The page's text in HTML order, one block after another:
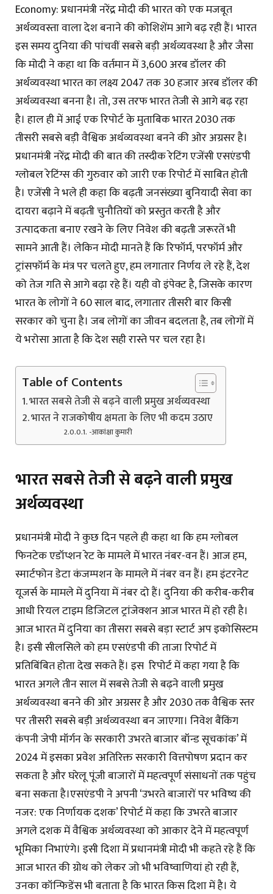
Economy: प्रधानमंत्री नरेंद्र मोदी की भारत को एक मजबूत
अर्थव्यवस्ता वाला देश बनाने की कोशिशेंम आगे बढ़ रही हैं। भारत
इस समय दुनिया की पांचवीं सबसे बड़ी अर्थव्यवस्था है और जैसा
कि मोदी ने कहा था कि वर्तमान में 3,600 अरब डॉलर की
अर्थव्यवस्था भारत का लक्ष्य 2047 तक 30 हजार अरब डॉलर की
अर्थव्यवस्था बनना है। तो, उस तरफ भारत तेजी से आगे बढ़ रहा
है। हाल ही में आई एक रिपोर्ट के मुताबिक भारत 2030 तक
तीसरी सबसे बड़ी वैश्विक अर्थव्यवस्था बनने की ओर अग्रसर है।
प्रधानमंत्री नरेंद्र मोदी की बात की तस्दीक रेटिंग एजेंसी एसएंडपी
ग्लोबल रेटिंग्स की गुरुवार को जारी एक रिपोर्ट में साबित होती
है। एजेंसी ने भले ही कहा कि बढ़ती जनसंख्या बुनियादी सेवा का
दायरा बढ़ाने में बढ़ती चुनौतियों को प्रस्तुत करती है और
उत्पादकता बनाए रखने के लिए निवेश की बढ़ती जरूरतें भी
सामने आती हैं। लेकिन मोदी मानते हैं कि रिफॉर्म, परफॉर्म और
ट्रांसफॉर्म के मंत्र पर चलते हुए, हम लगातार निर्णय ले रहे हैं, देश
को तेज गति से आगे बढ़ा रहे हैं। यही वो इंपेक्ट है, जिसके कारण
भारत के लोगों ने 60 साल बाद, लगातार तीसरी बार किसी
सरकार को चुना है। जब लोगों का जीवन बदलता है, तब लोगों में
ये भरोसा आता है कि देश सही रास्ते पर चल रहा है।
Table of Contents
भारत सबसे तेजी से बढ़ने वाली प्रमुख अर्थव्यवस्था
भारत ने राजकोषीय क्षमता के लिए भी कदम उठाए
-आकांक्षा कुमारी
भारत सबसे तेजी से बढ़ने वाली प्रमुख
अर्थव्यवस्था
प्रधानमंत्री मोदी ने कुछ दिन पहले ही कहा था कि हम ग्लोबल
फिनटेक एडॉप्शन रेट के मामले में भारत नंबर-वन हैं। आज हम,
स्मार्टफोन डेटा कंजम्पशन के मामले में नंबर वन हैं। हम इंटरनेट
यूजर्स के मामले में दुनिया में नंबर दो हैं। दुनिया की करीब-करीब
आधी रियल टाइम डिजिटल ट्रांजेक्शन आज भारत में हो रही है।
आज भारत में दुनिया का तीसरा सबसे बड़ा स्टार्ट अप इकोसिस्टम
है। इसी सीलसिले को हम एसएंडपी की ताजा रिपोर्ट में
प्रतिबिंबित होता देख सकते हैं। इस रिपोर्ट में कहा गया है कि
भारत अगले तीन साल में सबसे तेजी से बढ़ने वाली प्रमुख
अर्थव्यवस्था बनने की ओर अग्रसर है और 2030 तक वैश्विक स्तर
पर तीसरी सबसे बड़ी अर्थव्यवस्था बन जाएगा। निवेश बैंकिंग
कंपनी जेपी मॉर्गन के सरकारी उभरते बाजार बॉन्ड सूचकांक’ में
2024 में इसका प्रवेश अतिरिक्त सरकारी वित्तपोषण प्रदान कर
सकता है और घरेलू पूंजी बाजारों में महत्वपूर्ण संसाधनों तक पहुंच
बना सकता है।एसएंडपी ने अपनी ‘उभरते बाजारों पर भविष्य की
नजर: एक निर्णायक दशक’ रिपोर्ट में कहा कि उभरते बाजार
अगले दशक में वैश्विक अर्थव्यवस्था को आकार देने में महत्वपूर्ण
भूमिका निभाएंगे। इसी दिशा में प्रधानमंत्री मोदी भी कहते रहे हैं कि
आज भारत की ग्रोथ को लेकर जो भी भविष्वाणियां हो रही हैं,
उनका कॉन्फिडेंस भी बताता है कि भारत किस दिशा में है। ये